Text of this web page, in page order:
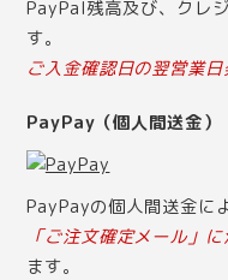
PayPal残高及び、クレ
す。
ご入金確認日の翌営業
PayPay（個人間送金）
PayPayの個人間送金に
「ご注文確定メール」
ます。